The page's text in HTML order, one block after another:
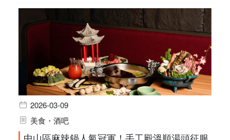
2026-03-09
美食・酒吧